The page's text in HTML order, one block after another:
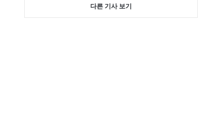
다른 기사 보기